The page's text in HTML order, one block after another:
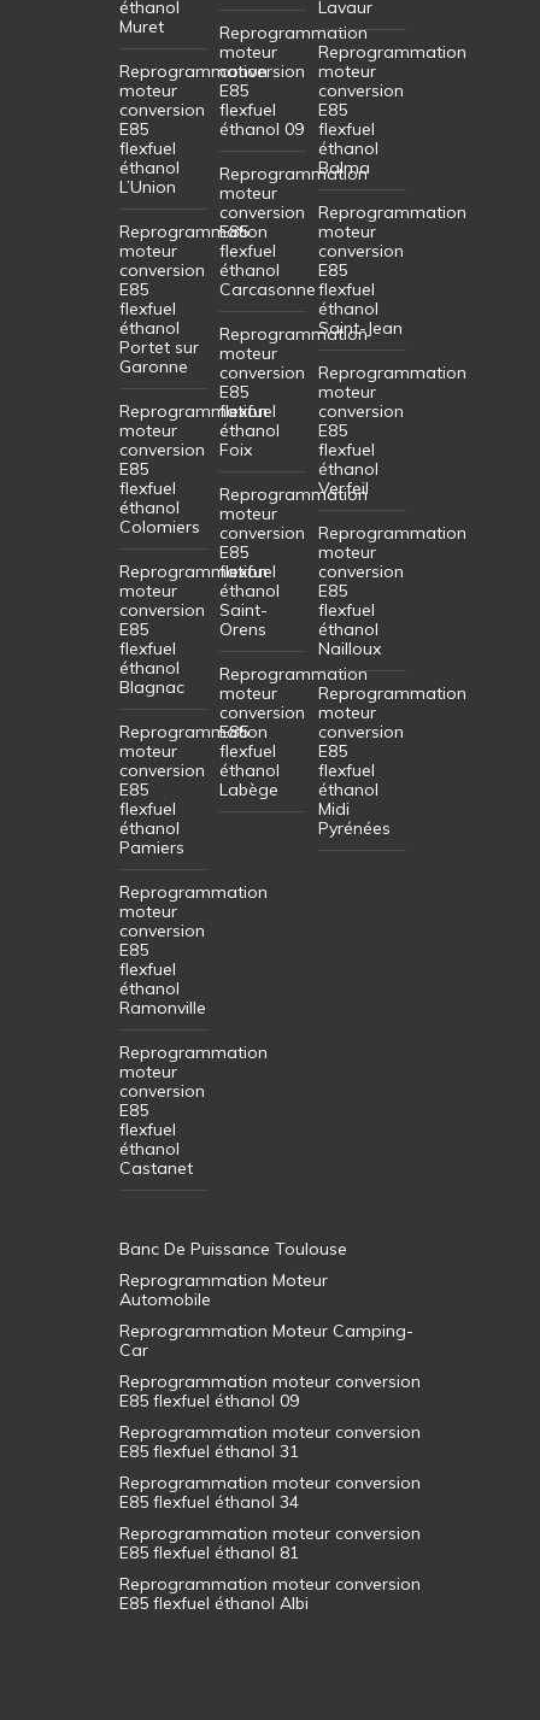
éthanol
Muret
Reprogrammation
moteur
conversion
E85
flexfuel
éthanol
L’Union
Reprogrammation
moteur
conversion
E85
flexfuel
éthanol
Portet sur
Garonne
Reprogrammation
moteur
conversion
E85
flexfuel
éthanol
Colomiers
Reprogrammation
moteur
conversion
E85
flexfuel
éthanol
Blagnac
Reprogrammation
moteur
conversion
E85
flexfuel
éthanol
Pamiers
Reprogrammation
moteur
conversion
E85
flexfuel
éthanol
Ramonville
Reprogrammation
moteur
conversion
E85
flexfuel
éthanol
Castanet
Reprogrammation
moteur
conversion
E85
flexfuel
éthanol 09
Reprogrammation
moteur
conversion
E85
flexfuel
éthanol
Carcasonne
Reprogrammation
moteur
conversion
E85
flexfuel
éthanol
Foix
Reprogrammation
moteur
conversion
E85
flexfuel
éthanol
Saint-
Orens
Reprogrammation
moteur
conversion
E85
flexfuel
éthanol
Labège
Lavaur
Reprogrammation
moteur
conversion
E85
flexfuel
éthanol
Balma
Reprogrammation
moteur
conversion
E85
flexfuel
éthanol
Saint-Jean
Reprogrammation
moteur
conversion
E85
flexfuel
éthanol
Verfeil
Reprogrammation
moteur
conversion
E85
flexfuel
éthanol
Nailloux
Reprogrammation
moteur
conversion
E85
flexfuel
éthanol
Midi
Pyrénées
Banc De Puissance Toulouse
Reprogrammation Moteur
Automobile
Reprogrammation Moteur Camping-
Car
Reprogrammation moteur conversion
E85 flexfuel éthanol 09
Reprogrammation moteur conversion
E85 flexfuel éthanol 31
Reprogrammation moteur conversion
E85 flexfuel éthanol 34
Reprogrammation moteur conversion
E85 flexfuel éthanol 81
Reprogrammation moteur conversion
E85 flexfuel éthanol Albi